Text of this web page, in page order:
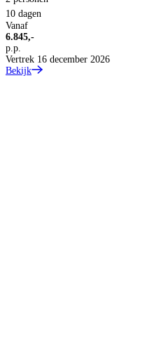
10 dagen
Vanaf
6.845,-
p.p.
Vertrek 16 december 2026
Bekijk